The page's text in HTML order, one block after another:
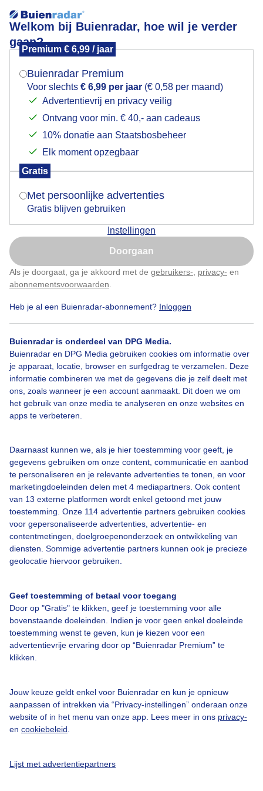
Welkom bij Buienradar, hoe wil je verder
gaan?
Premium € 6,99 / jaar
Buienradar Premium
Voor slechts € 6,99 per jaar (€ 0,58 per maand)
Advertentievrij en privacy veilig
Ontvang voor min. € 40,- aan cadeaus
10% donatie aan Staatsbosbeheer
Elk moment opzegbaar
Gratis
Met persoonlijke advertenties
Gratis blijven gebruiken
Instellingen
Doorgaan
Als je doorgaat, ga je akkoord met de gebruikers- privacy- en
abonnementsvoorwaarden
Heb je al een Buienradar-abonnement? Inloggen
Buienradar is onderdeel van DPG Media.
Buienradar en DPG Media gebruiken cookies om informatie over
je apparaat, locatie, browser en surfgedrag te verzamelen. Deze
informatie combineren we met de gegevens die je zelf deelt met
ons, zoals wanneer je een account aanmaakt. Dit doen we om
het gebruik van onze media te analyseren en onze websites en
apps te verbeteren.
Daarnaast kunnen we, als je hier toestemming voor geeft, je
gegevens gebruiken om onze content, communicatie en aanbod
te personaliseren en je relevante advertenties te tonen, en voor
marketingdoeleinden delen met 4 mediapartners. Ook content
van 13 externe platformen wordt enkel getoond met jouw
toestemming. Onze 114 advertentie partners gebruiken cookies
voor gepersonaliseerde advertenties, advertentie- en
contentmetingen, doelgroepenonderzoek en ontwikkeling van
diensten. Sommige advertentie partners kunnen ook je precieze
geolocatie hiervoor gebruiken.
Geef toestemming of betaal voor toegang
Door op "Gratis" te klikken, geef je toestemming voor alle
bovenstaande doeleinden. Indien je voor geen enkel doeleinde
toestemming wenst te geven, kun je kiezen voor een
advertentievrije ervaring door op “Buienradar Premium” te
klikken.
Jouw keuze geldt enkel voor Buienradar en kun je opnieuw
aanpassen of intrekken via “Privacy-instellingen” onderaan onze
website of in het menu van onze app. Lees meer in ons privacy-
en cookiebeleid
Lijst met advertentiepartners
Enorme Drukte Aan Zee met veel Storm Plezier ter
land en Ter zee
Door: John Dalhuijsen Gemaakt: 14-06-2026, 31x bekeken
Bekijk slideshow
Over Buienradar
Bedrijfsgegevens
Contact
Toegankelijkheid
Gebruikersvoorwaarden
Adverteren
Privacy beleid
Cookie beleid
Mogen we je locatie gebruiken voor het
Indien je hier nog geen akkoord op hebt gegeven,
verschijnt er zo een pop-up uit je browser waarin
Is goed, toon de popup
Nu niet, misschien later
Klik hierom dit aan te passen